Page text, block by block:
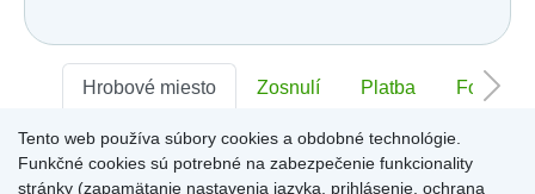
Karte hrobového miesta
sú v pravom hornom rohu
ikonyMapa,GPS aZdieľať. Po kliknutí na ne sa
súradnice hrobového miesta (funkcia môže byť pre daný
cintorín uzamknutá) alebo získate URL adresu aktuálne
zobrazenej stránky.
Hrobové miesto Zosnulí Platba Foto
Sektor:- Rad:- Číslo:-
Tento web používa súbory cookies a obdobné technológie.
Funkčné cookies sú potrebné na zabezpečenie funkcionality
stránky (zapamätanie nastavenia jazyka, prihlásenie, ochrana